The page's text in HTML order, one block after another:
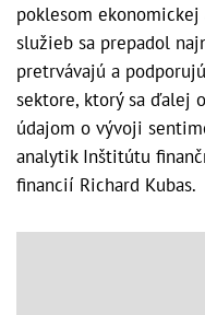
poklesom
služieb sa prepadol
pretrvávajú a
sektore, ktorý sa ďalej
údajom o vývoji
analytik Inštitútu
financií Richard Kubas.